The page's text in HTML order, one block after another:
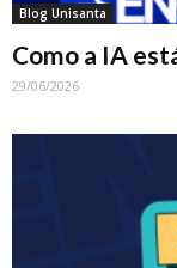
Blog Unisanta
Como a IA
29/06/2026